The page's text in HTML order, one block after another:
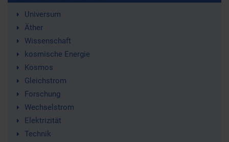
Universum
Äther
Wissenschaft
kosmische Energie
Kosmos
Gleichstrom
Forschung
Wechselstrom
Elektrizität
Technik